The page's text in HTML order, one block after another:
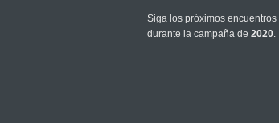
Siga los próximos encuentros
durante la campaña de 2020.